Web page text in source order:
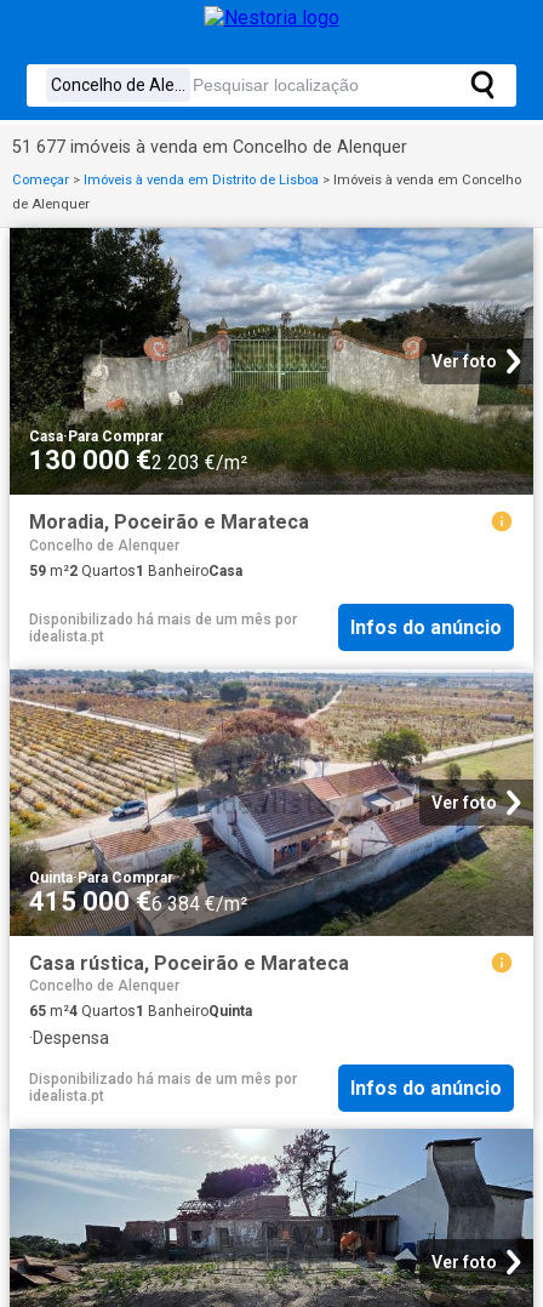
51 677 imóveis à venda em Concelho de Alenquer
Começar > Imóveis à venda em Distrito de Lisboa > Imóveis à venda em Concelho
de Alenquer
Ver foto
Casa·Para Comprar
130 000 €2 203 €/m²
Moradia, Poceirão e Marateca
Concelho de Alenquer
59 m²2 Quartos1 BanheiroCasa
Disponibilizado há mais de um mês por
idealista.pt
Infos do anúncio
Ver foto
Quinta·Para Comprar
415 000 €6 384 €/m²
Casa rústica, Poceirão e Marateca
Concelho de Alenquer
65 m²4 Quartos1 BanheiroQuinta
·Despensa
Disponibilizado há mais de um mês por
idealista.pt
Infos do anúncio
Ver foto